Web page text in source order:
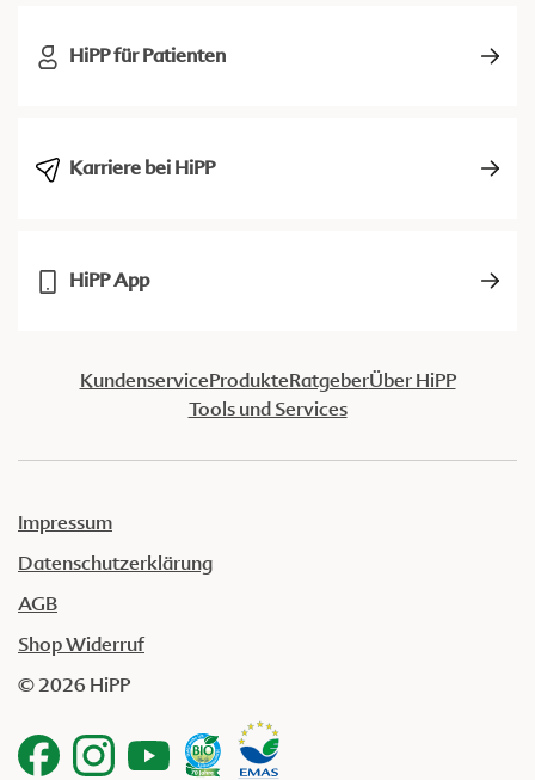
HiPP für Patienten
Karriere bei HiPP
HiPP App
KundenserviceProdukteRatgeberÜber HiPP
Tools und Services
Impressum
Datenschutzerklärung
AGB
Shop Widerruf
© 2026 HiPP